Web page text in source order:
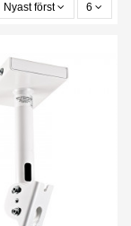
Nyast först 6